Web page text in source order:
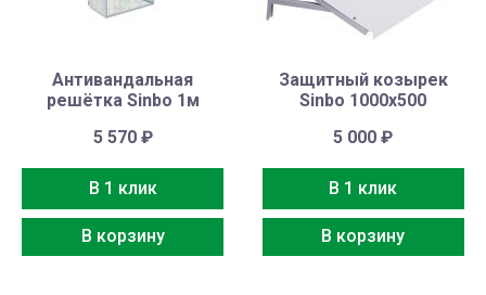
Антивандальная
решётка Sinbo 1м
5 570 ₽
В 1 клик
В корзину
Защитный козырек
Sinbo 1000х500
5 000₽
В 1 клик
В корзину